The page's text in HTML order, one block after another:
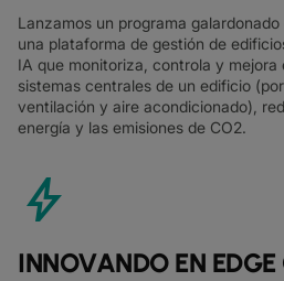
Lanzamos un programa
una plataforma de gestión de
IA que monitoriza, controla y mejora
sistemas centrales de un edificio
ventilación y aire acondicionado),
energía y las emisiones de CO2.
bolt
INNOVANDO EN